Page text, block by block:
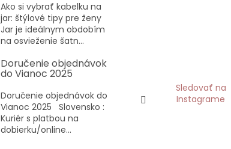
Ako si vybrať kabelku na
jar: štýlové tipy pre ženy
Jar je ideálnym obdobím
na osvieženie šatn...
Doručenie objednávok
do Vianoc 2025
Doručenie objednávok do
Vianoc 2025 Slovensko :
Kuriér s platbou na
dobierku/online...
Sledovať na
Instagrame